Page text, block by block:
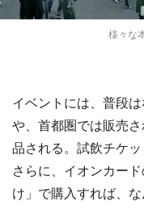
様々な
イベントには、普段
や、首都圏では販売
品される。試飲チケ
さらに、イオンカー
け」で購入すれば、